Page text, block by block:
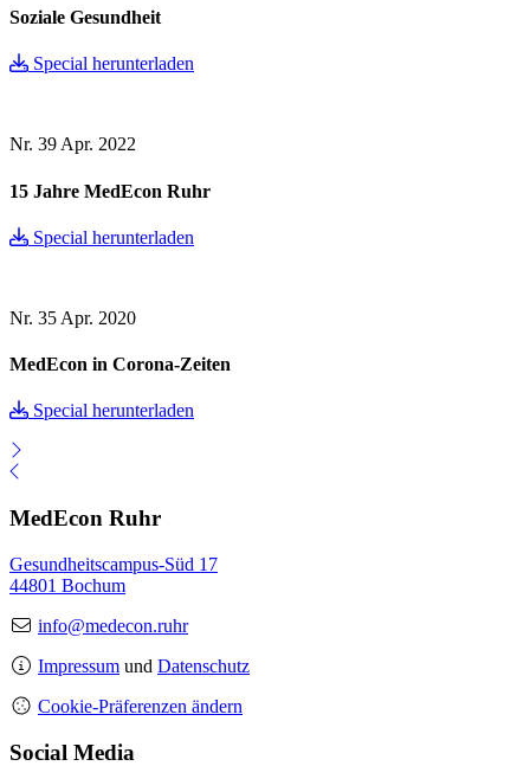
Soziale Gesundheit
Special herunterladen
Nr. 39 Apr. 2022
15 Jahre MedEcon Ruhr
Special herunterladen
Nr. 35 Apr. 2020
MedEcon in Corona-Zeiten
Special herunterladen
MedEcon Ruhr
Gesundheitscampus-Süd 17
44801 Bochum
info@medecon.ruhr
Impressum und Datenschutz
Cookie-Präferenzen ändern
Social Media